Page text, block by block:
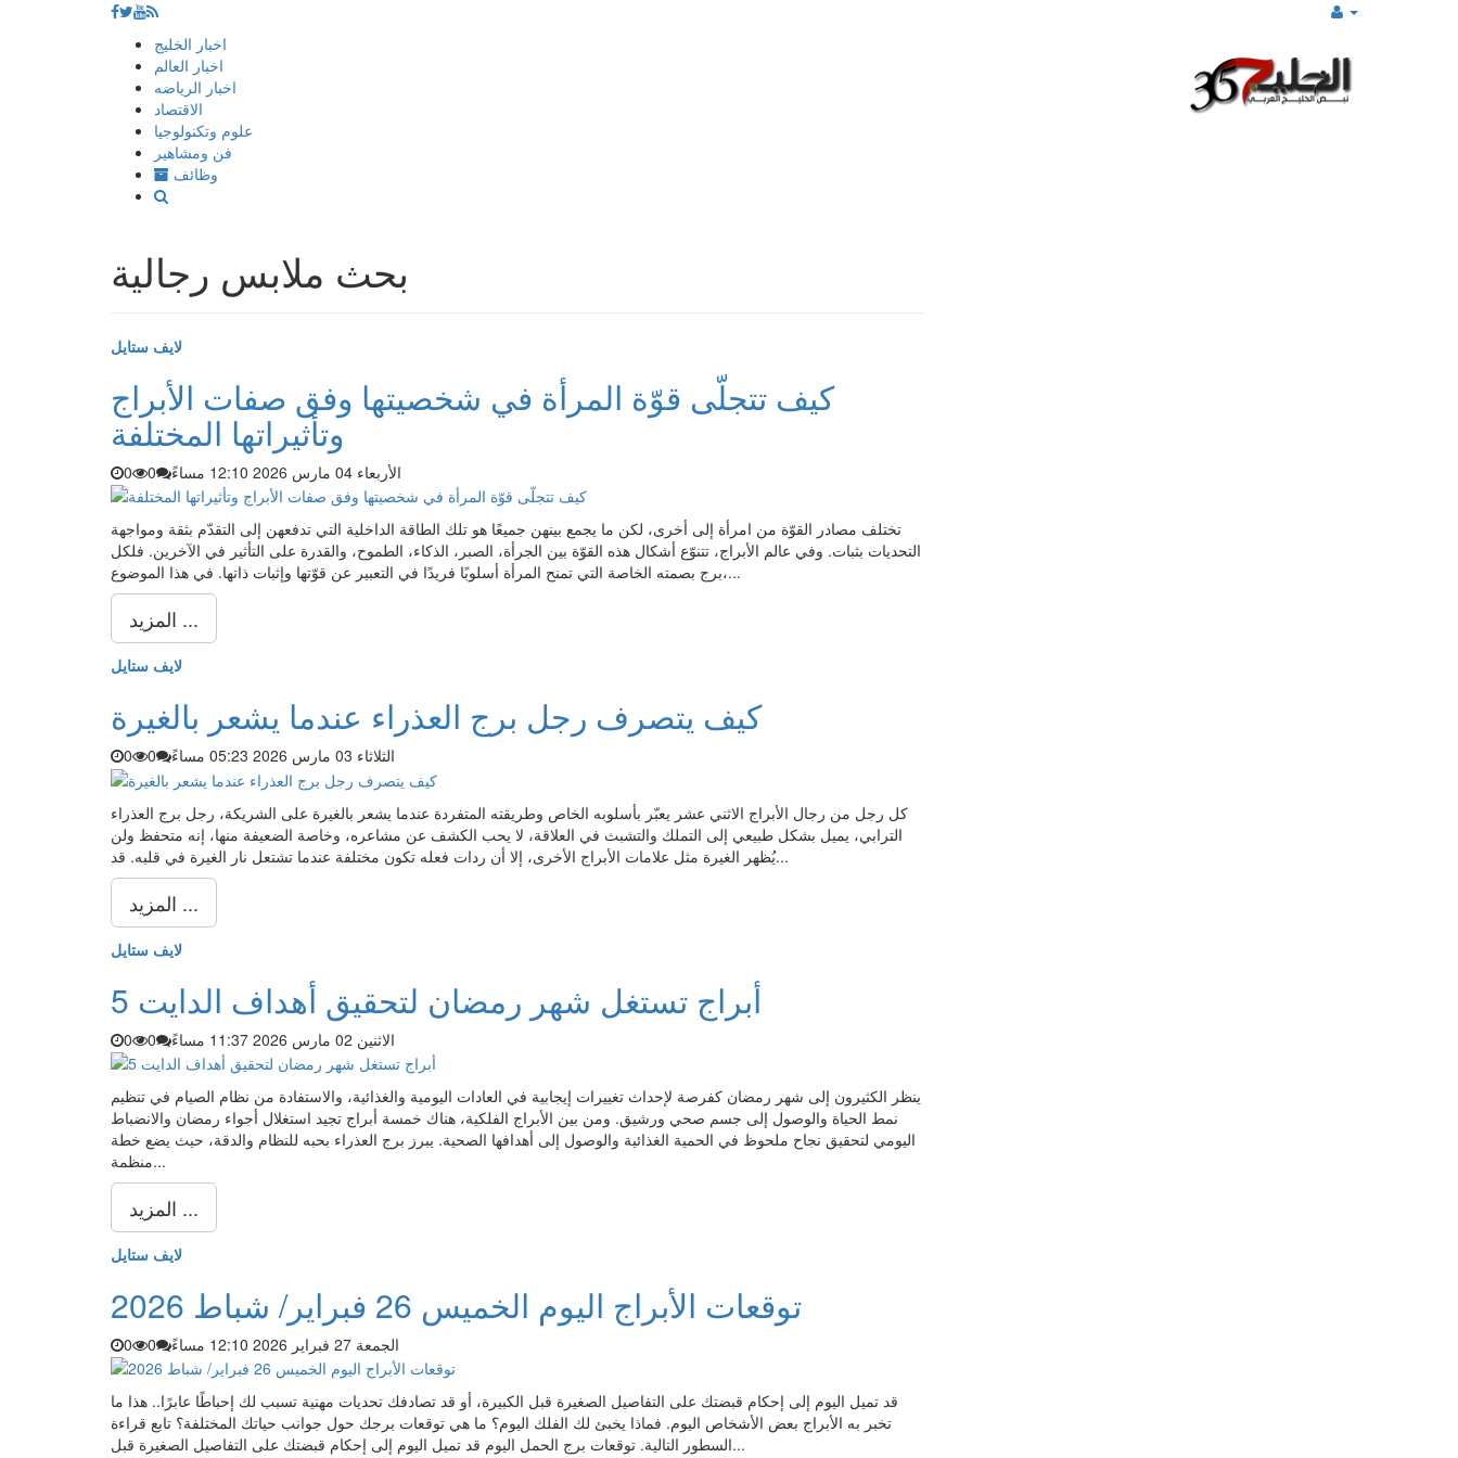
إذهب
المحتوى
اخبار الخليج
اخبار العالم
اخبار الرياضه
الاقتصاد
علوم وتكنولوجيا
فن ومشاهير
وظائف
بحث ملابس رجالية
لايف ستايل
كيف تتجلّى قوّة المرأة في شخصيتها وفق صفات الأبراج
وتأثيراتها المختلفة
الأربعاء 04 مارس 2026 12:10 مساءً 0
0
تختلف مصادر القوّة من امرأة إلى أخرى، لكن ما يجمع بينهن جميعًا هو تلك الطاقة الداخلية التي تدفعهن إلى التقدّم بثقة ومواجهة
التحديات بثبات. وفي عالم الأبراج، تتنوّع أشكال هذه القوّة بين الجرأة، الصبر، الذكاء، الطموح، والقدرة على التأثير في الآخرين. فلكل
برج بصمته الخاصة التي تمنح المرأة أسلوبًا فريدًا في التعبير عن قوّتها وإثبات ذاتها. في هذا الموضوع،...
المزيد ...
لايف ستايل
كيف يتصرف رجل برج العذراء عندما يشعر بالغيرة
الثلاثاء 03 مارس 2026 05:23 مساءً 0
0
كل رجل من رجال الأبراج الاثني عشر يعبّر بأسلوبه الخاص وطريقته المتفردة عندما يشعر بالغيرة على الشريكة، رجل برج العذراء
الترابي، يميل بشكل طبيعي إلى التملك والتشبث في العلاقة، لا يحب الكشف عن مشاعره، وخاصة الضعيفة منها، إنه متحفظ ولن
يُظهر الغيرة مثل علامات الأبراج الأخرى، إلا أن ردات فعله تكون مختلفة عندما تشتعل نار الغيرة في قلبه. قد...
المزيد ...
لايف ستايل
5 أبراج تستغل شهر رمضان لتحقيق أهداف الدايت
الاثنين 02 مارس 2026 11:37 مساءً 0
0
ينظر الكثيرون إلى شهر رمضان كفرصة لإحداث تغييرات إيجابية في العادات اليومية والغذائية، والاستفادة من نظام الصيام في تنظيم
نمط الحياة والوصول إلى جسم صحي ورشيق. ومن بين الأبراج الفلكية، هناك خمسة أبراج تجيد استغلال أجواء رمضان والانضباط
اليومي لتحقيق نجاح ملحوظ في الحمية الغذائية والوصول إلى أهدافها الصحية. يبرز برج العذراء بحبه للنظام والدقة، حيث يضع خطة
منظمة...
المزيد ...
لايف ستايل
توقعات الأبراج​ اليوم الخميس 26 فبراير/ شباط 2026
الجمعة 27 فبراير 2026 12:10 مساءً 0
0
قد تميل اليوم إلى إحكام قبضتك على التفاصيل الصغيرة قبل الكبيرة، أو قد تصادفك تحديات مهنية تسبب لك إحباطًا عابرًا.. هذا ما
تخبر به الأبراج بعض الأشخاص اليوم. فماذا يخبئ لك الفلك اليوم؟ ما هي توقعات برجك حول جوانب حياتك المختلفة؟ تابع قراءة
السطور التالية. توقعات برج الحمل اليوم قد تميل اليوم إلى إحكام قبضتك على التفاصيل الصغيرة قبل...